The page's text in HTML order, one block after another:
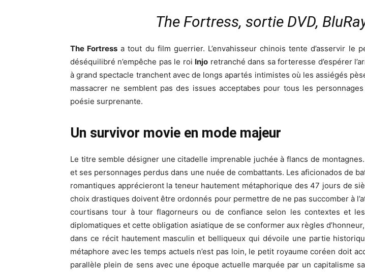
The Fortress, sortie DVD,
The Fortress a tout du film guerrier. L’envahisseur chinois tente d’asservir le
déséquilibré n’empêche pas le roi Injo retranché dans sa forteresse d’espérer
à grand spectacle tranchent avec de longs apartés intimistes où les assiégés
massacrer ne semblent pas des issues acceptabes pour tous les
poésie surprenante.
Un survivor movie en mode majeur
Le titre semble désigner une citadelle imprenable juchée à flancs de
et ses personnages perdus dans une nuée de combattants. Les aficionados de
romantiques apprécieront la teneur hautement métaphorique des 47 jours de
choix drastiques doivent être ordonnés pour permettre de ne pas succomber à
courtisans tour à tour flagorneurs ou de confiance selon les contextes et
diplomatiques et cette obligation asiatique de se conformer aux règles
dans ce récit hautement masculin et belliqueux qui dévoile une partie
métaphore avec les temps actuels n’est pas loin, le petit royaume coréen doit
parallèle plein de sens avec une époque actuelle marquée par un capitalisme